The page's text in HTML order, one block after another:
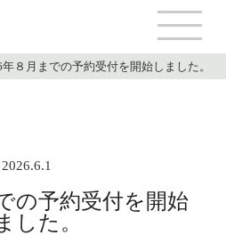
年８月までの予約受付を開始しました。
2026.6.1
の予約受付を開始
した。